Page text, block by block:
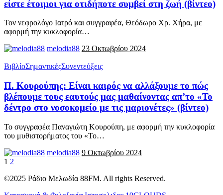
είστε έτοιμοι για οτιδήποτε συμβεί στη ζωή (βίντεο)
Τον νεφρολόγο Ιατρό και συγγραφέα, Θεόδωρο Χρ. Χήρα, με
αφορμή την κυκλοφορία…
melodia88 23 Οκτωβρίου 2024
ΒιβλίοΣημαντικέςΣυνεντεύξεις
Π. Κουρούπης: Είναι καιρός να αλλάξουμε το πώς
βλέπουμε τους εαυτούς μας μαθαίνοντας απ’το «Το
δέντρο στο νοσοκομείο με τις μαριονέτες» (βίντεο)
Το συγγραφέα Παναγιώτη Κουρούπη, με αφορμή την κυκλοφορία
του μυθιστορήματος του «Το…
melodia88 9 Οκτωβρίου 2024
1 2
©2025 Ράδιο Μελωδία 88FM. All rights Reserved.